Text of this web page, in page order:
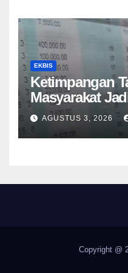
EKBIS
Ketimpangan
Masyarakat
Tengah
AGUSTUS 3, 2026
Copyright @